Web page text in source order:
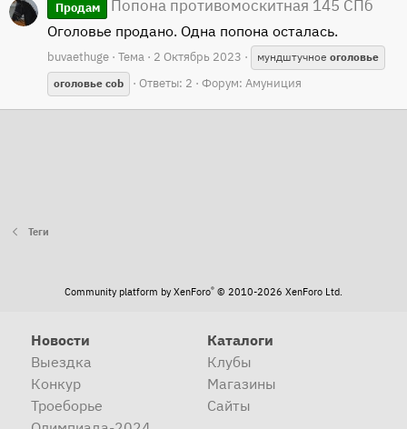
Продам Попона противомоскитная 145 СПб
Оголовье продано. Одна попона осталась.
buvaethuge Тема 2 Октябрь 2023 мундштучное оголовье
оголовье cob Ответы: 2 Форум: Амуниция
Теги
Community platform by XenForo® © 2010-2026 XenForo Ltd.
Новости
Выездка
Конкур
Троеборье
Каталоги
Клубы
Магазины
Сайты